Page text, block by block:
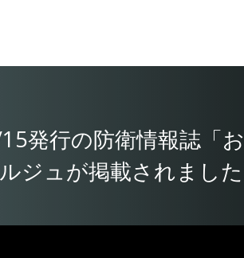
発行の防衛情報誌「
ジュが掲載されました